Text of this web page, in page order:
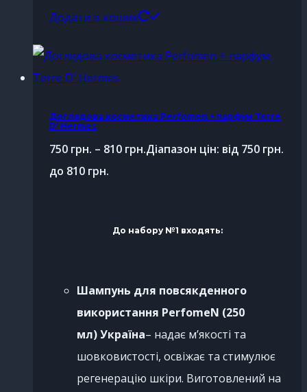
Додати в кошик
Доглядова косметика Perfomen + парфум Terre
D’ Hermes
750 грн. – 810 грн.Діапазон цін: від 750 грн.
до 810 грн.
До набору №1 входять:
Шампунь для повсякденного
використання PerfomeN (250
мл)Україна– надає м’якості та
шовковистості, освіжає та стимулює
регенерацію шкіри. Виготовлений на